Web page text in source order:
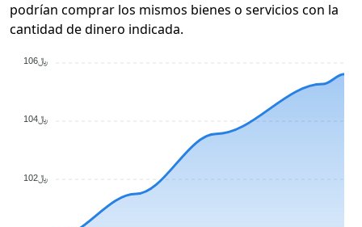
podrían comprar los mismos bienes o servicios con la
cantidad de dinero indicada.
﷼106
﷼104
﷼102